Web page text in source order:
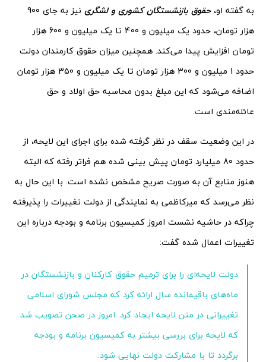
به گفته او،حقوق بازنشستگان کشوری و لشگری
نیز به جای 900
هزار تومان، حدود یک میلیون و 400 تا یک میلیون و 600 هزار
تومان افزایش پیدا می‌کند. همچنین میزان حقوق کارمندان دولت
حدود 1 میلیون و 300 هزار تومان تا یک میلیون و 350 هزار تومان
اضافه می‌شود که این مبلغ بدون محاسبه حق اولاد و حق
عائله‌مندی است.
در این وضعیت سقف در نظر گرفته شده برای اجرای این لایحه، از
حدود 80 میلیارد تومان پیش بینی شده هم فراتر رفته که البته
هنوز منابع آن به صورت صریح مشخص نشده است. با این حال به
نظر می‌رسد که میرکاظمی به نمایندگی از دولت تغییرات را پذیرفته
چراکه در حاشیه نشست امروز کمیسیون برنامه و بودجه درباره این
تغییرات اعمال شده گفت:
دولت لایحه‌ای را برای ترمیم حقوق کارکنان و بازنشستگان در
ماه‌های باقیمانده سال ارائه کرد که مجلس شورای اسلامی
تغییراتی در متن لایحه ایجاد کرد. امروز در صحن تصویب شد
که لایحه برای بررسی بیشتر به کمیسیون برنامه و بودجه
برگردد تا با مشارکت دولت نهایی شود.